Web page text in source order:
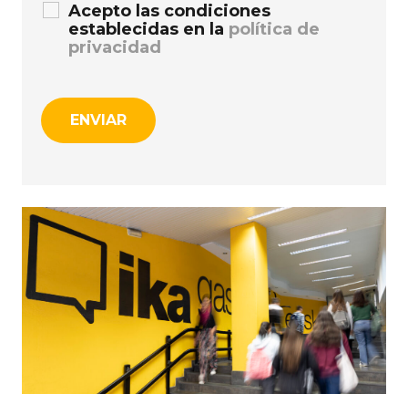
Acepto las condiciones
establecidas en la política de
privacidad